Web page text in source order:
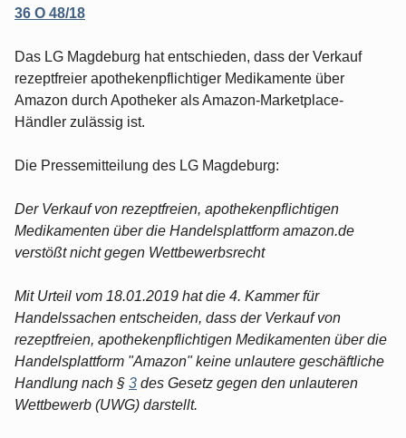
36 O 48/18
Das LG Magdeburg hat entschieden, dass der Verkauf
rezeptfreier apothekenpflichtiger Medikamente über
Amazon durch Apotheker als Amazon-Marketplace-
Händler zulässig ist.
Die Pressemitteilung des LG Magdeburg:
Der Verkauf von rezeptfreien, apothekenpflichtigen
Medikamenten über die Handelsplattform amazon.de
verstößt nicht gegen Wettbewerbsrecht
Mit Urteil vom 18.01.2019 hat die 4. Kammer für
Handelssachen entscheiden, dass der Verkauf von
rezeptfreien, apothekenpflichtigen Medikamenten über die
Handelsplattform "Amazon" keine unlautere geschäftliche
Handlung nach § 3 des Gesetz gegen den unlauteren
Wettbewerb (UWG) darstellt.